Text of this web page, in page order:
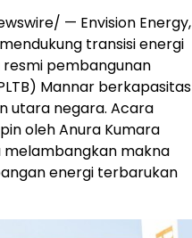
— Envision Energy,
transisi energi
resmi pembangunan
Mannar berkapasitas
utara negara. Acara
oleh Anura Kumara
melambangkan makna
energi terbarukan